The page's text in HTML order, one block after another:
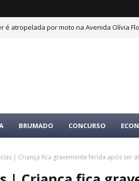
é atropelada por moto na Avenida Olívia
BRUMADO CONCURSO
| Criança fica gravemente ferida após ser